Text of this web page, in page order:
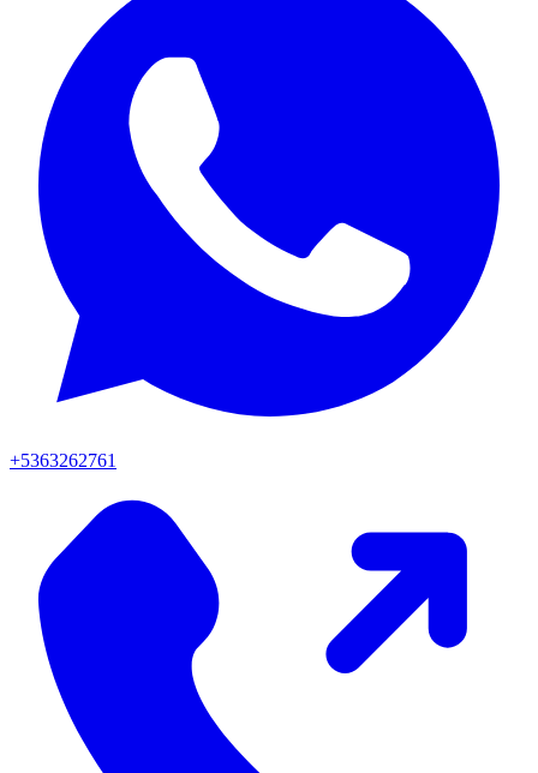
+5363262761